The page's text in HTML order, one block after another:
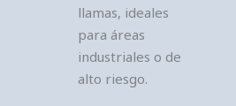
llamas, ideales
para áreas
industriales o de
alto riesgo.